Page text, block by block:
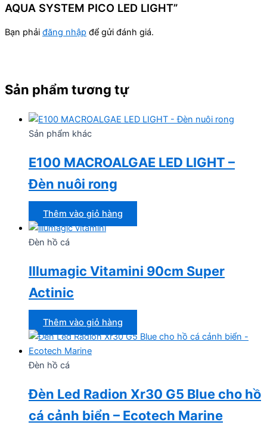
AQUA SYSTEM PICO LED LIGHT”
Bạn phải đăng nhập để gửi đánh giá.
Sản phẩm tương tự
Sản phẩm khác
E100 MACROALGAE LED LIGHT –
Đèn nuôi rong
Thêm vào giỏ hàng
Đèn hồ cá
Illumagic Vitamini 90cm Super
Actinic
Thêm vào giỏ hàng
Đèn hồ cá
Đèn Led Radion Xr30 G5 Blue cho hồ
cá cảnh biển – Ecotech Marine